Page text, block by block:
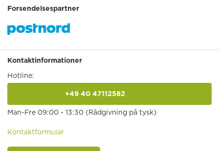
Forsendelsespartner
Kontaktinformationer
Hotline:
+49 40 47112582
Man-Fre 09:00 - 13:30 (Rådgivning på tysk)
Kontaktformular